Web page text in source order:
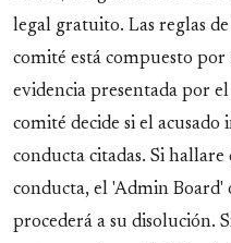
legal gratuito. Las reglas
comité está compuesto por
evidencia presentada por
comité decide si el
conducta citadas. Si
conducta, el 'Admin
procederá a su disolución.